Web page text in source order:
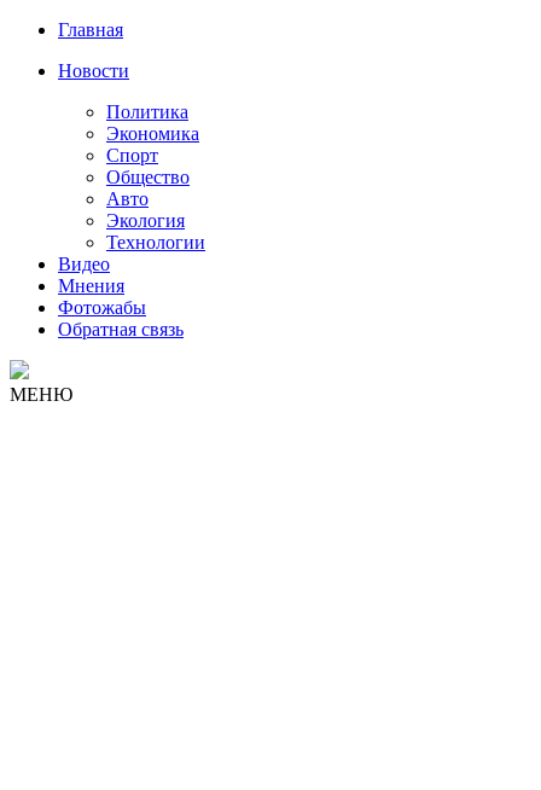
Главная
Новости
Политика
Экономика
Спорт
Общество
Авто
Экология
Технологии
Видео
Мнения
Фотожабы
Обратная связь
МЕНЮ